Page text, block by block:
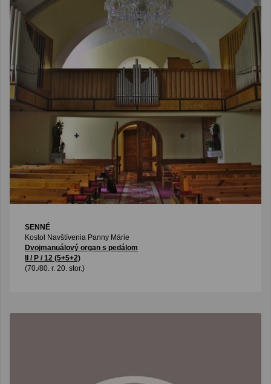
SENNÉ
Kostol Navštívenia Panny Márie
Dvojmanuálový organ s pedálom
II / P / 12 (5+5+2)
(70./80. r. 20. stor.)